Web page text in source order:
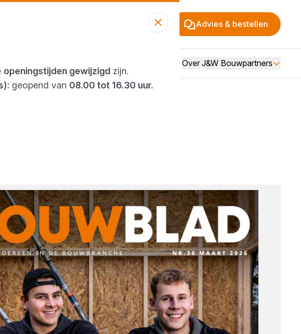
Advies & bestellen
Over J&W Bouwpartners
openingstijden gewijzigd zijn.
geopend van 08.00 tot 16.30 uur.